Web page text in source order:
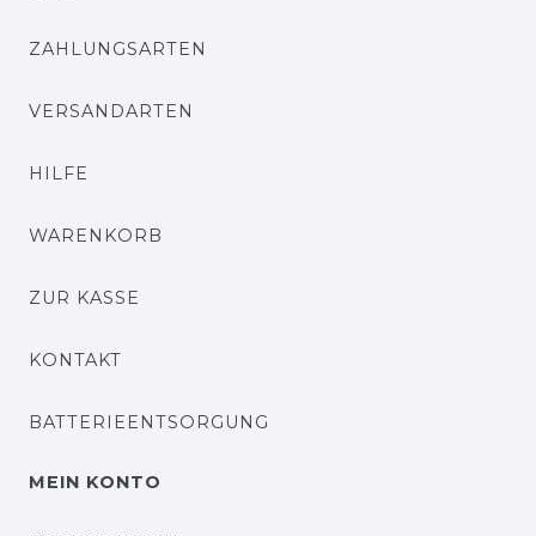
ZAHLUNGSARTEN
VERSANDARTEN
HILFE
WARENKORB
ZUR KASSE
KONTAKT
BATTERIEENTSORGUNG
MEIN KONTO